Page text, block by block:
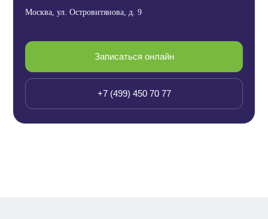
Москва, ул. Островитянова, д. 9
Записаться онлайн
+7 (499) 450 70 77